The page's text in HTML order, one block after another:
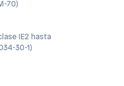
70)
IE2 hasta
30-1)